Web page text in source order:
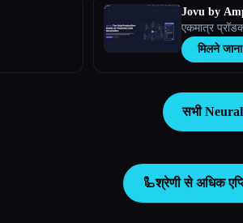
Jovu by
एकमात्र
मिलने जाना
सभी
🦾श्रेणी से अधिक